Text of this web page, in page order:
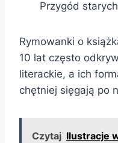
Przygód
Rymowanki o
10 lat często
literackie, a ich
chętniej sięgają po
Czytaj Ilustracje